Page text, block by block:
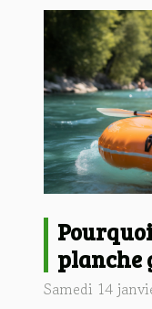
planche
du sport
Samedi 14